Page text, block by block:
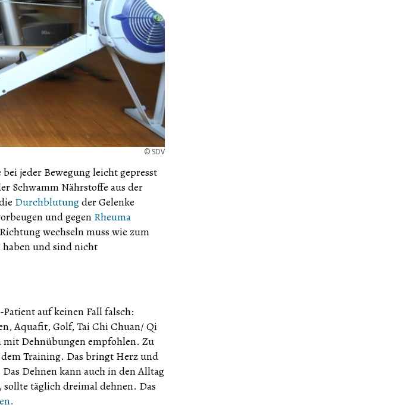
© SDV
jeder Bewegung leicht gepresst
Schwamm Nährstoffe aus der
Durchblutungder Gelenke
und gegen Rheuma
wechseln muss wie zum
haben und sind nicht
auf keinen Fall falsch:
Aquafit, Golf, Tai Chi Chuan/ Qi
Dehnübungen empfohlen. Zu
Training. Das bringt Herz und
Dehnen kann auch in den Alltag
täglich dreimal dehnen. Das